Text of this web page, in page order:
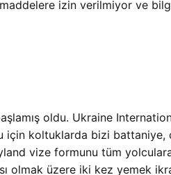
izin verilmiyor ve
oldu. Ukraine
için koltuklarda bizi battaniye,
vize formunu tüm
olmak üzere iki kez yemek